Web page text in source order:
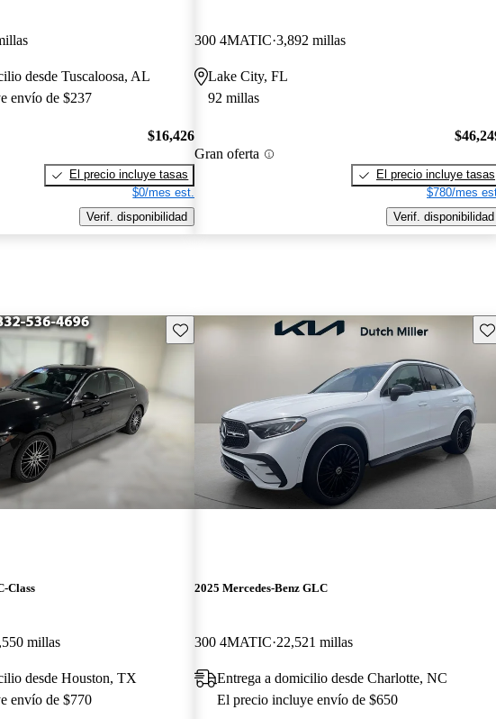
desde Tuscaloosa, AL
envío de $237
$16,426
El precio incluye tasas
$0/mes est.
Verif. disponibilidad
300 4MATIC 3,892 millas
Lake City, FL
92 millas
Gran oferta
El precio incluye tasas
$780/mes
Verif. disponibilidad
Guarda este Aviso
Class
millas
desde Houston, TX
envío de $770
2025 Mercedes-Benz GLC
300 4MATIC 22,521 millas
Entrega a domicilio desde Charlotte, NC
El precio incluye envío de $650